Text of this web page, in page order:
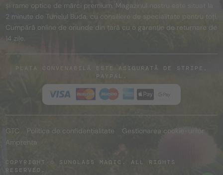
și rame optice de mărci premium. Magazinul nostru este situat la
2 minute de Tunelul Buda, cu consiliere de specialitate pentru toți.
Cumpără online de oriunde din țară cu o garanție de returnare de
14 zile.
PLATA CONVENABILĂ ESTE ASIGURATĂ DE STRIPE,
PAYPAL.
GTC Politica de confidențialitate
Gestionarea cookie-urilor
Amprenta
COPYRIGHT © SUNGLASS MAGIC. ALL RIGHTS
RESERVED.